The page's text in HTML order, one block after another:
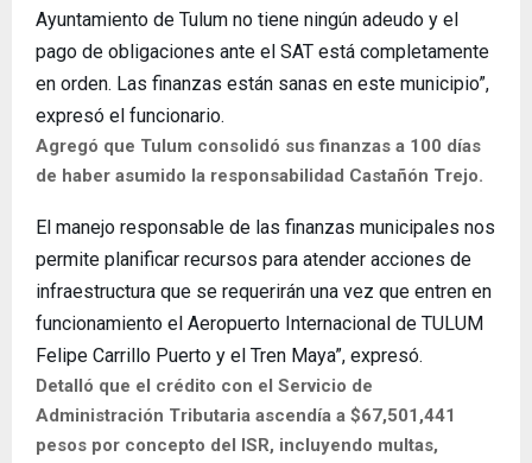
Ayuntamiento de Tulum no tiene ningún adeudo y el
pago de obligaciones ante el SAT está completamente
en orden. Las finanzas están sanas en este municipio”,
expresó el funcionario.
Agregó que Tulum consolidó sus finanzas a 100 días
de haber asumido la responsabilidad Castañón Trejo.
El manejo responsable de las finanzas municipales nos
permite planificar recursos para atender acciones de
infraestructura que se requerirán una vez que entren en
funcionamiento el Aeropuerto Internacional de TULUM
Felipe Carrillo Puerto y el Tren Maya”, expresó.
Detalló que el crédito con el Servicio de
Administración Tributaria ascendía a $67,501,441
pesos por concepto del ISR, incluyendo multas,